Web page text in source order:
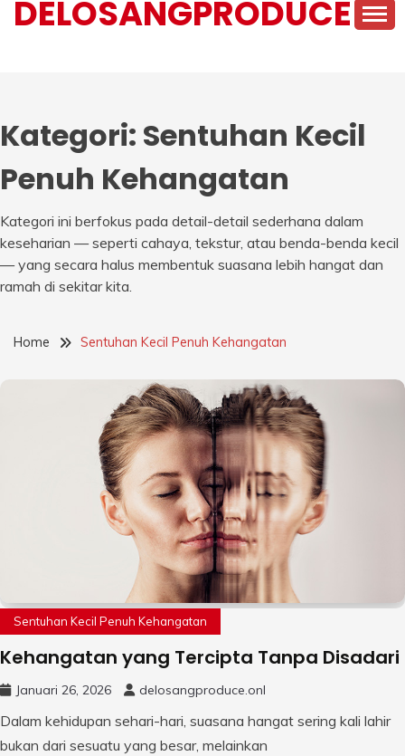
DELOSANGPRODUCE
Kategori: Sentuhan Kecil
Penuh Kehangatan
Kategori ini berfokus pada detail-detail sederhana dalam
keseharian — seperti cahaya, tekstur, atau benda-benda kecil
— yang secara halus membentuk suasana lebih hangat dan
ramah di sekitar kita.
Home Sentuhan Kecil Penuh Kehangatan
Sentuhan Kecil Penuh Kehangatan
Kehangatan yang Tercipta Tanpa Disadari
Januari 26, 2026 delosangproduce.onl
Dalam kehidupan sehari-hari, suasana hangat sering kali lahir
bukan dari sesuatu yang besar, melainkan